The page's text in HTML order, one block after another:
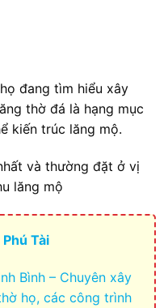
đang tìm hiểu xây
thờ đá là hạng mục
kiến trúc lăng mộ.
và thường đặt ở vị
lăng mộ
Tài
Bình – Chuyên xây
họ, các công trình